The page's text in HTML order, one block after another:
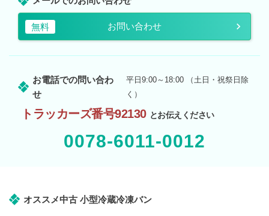
無料 お問い合わせ
お電話での問い合わ
せ
平日9:00～18:00 （土日・祝祭日除
く）
トラッカーズ番号92130 とお伝えください
0078-6011-0012
オススメ中古 小型冷蔵冷凍バン